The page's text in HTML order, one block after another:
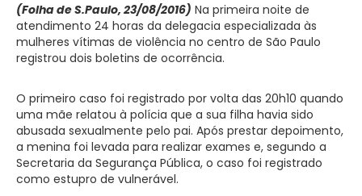
(Folha de S.Paulo, 23/08/2016) Na primeira noite de
atendimento 24 horas da delegacia especializada às
mulheres vítimas de violência no centro de São Paulo
registrou dois boletins de ocorrência.
O primeiro caso foi registrado por volta das 20h10 quando
uma mãe relatou à polícia que a sua filha havia sido
abusada sexualmente pelo pai. Após prestar depoimento,
a menina foi levada para realizar exames e, segundo a
Secretaria da Segurança Pública, o caso foi registrado
como estupro de vulnerável.